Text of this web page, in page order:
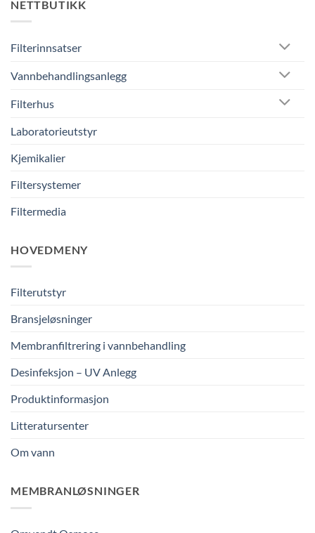
NETTBUTIKK
Filterinnsatser
Vannbehandlingsanlegg
Filterhus
Laboratorieutstyr
Kjemikalier
Filtersystemer
Filtermedia
HOVEDMENY
Filterutstyr
Bransjeløsninger
Membranfiltrering i vannbehandling
Desinfeksjon – UV Anlegg
Produktinformasjon
Litteratursenter
Om vann
MEMBRANLØSNINGER